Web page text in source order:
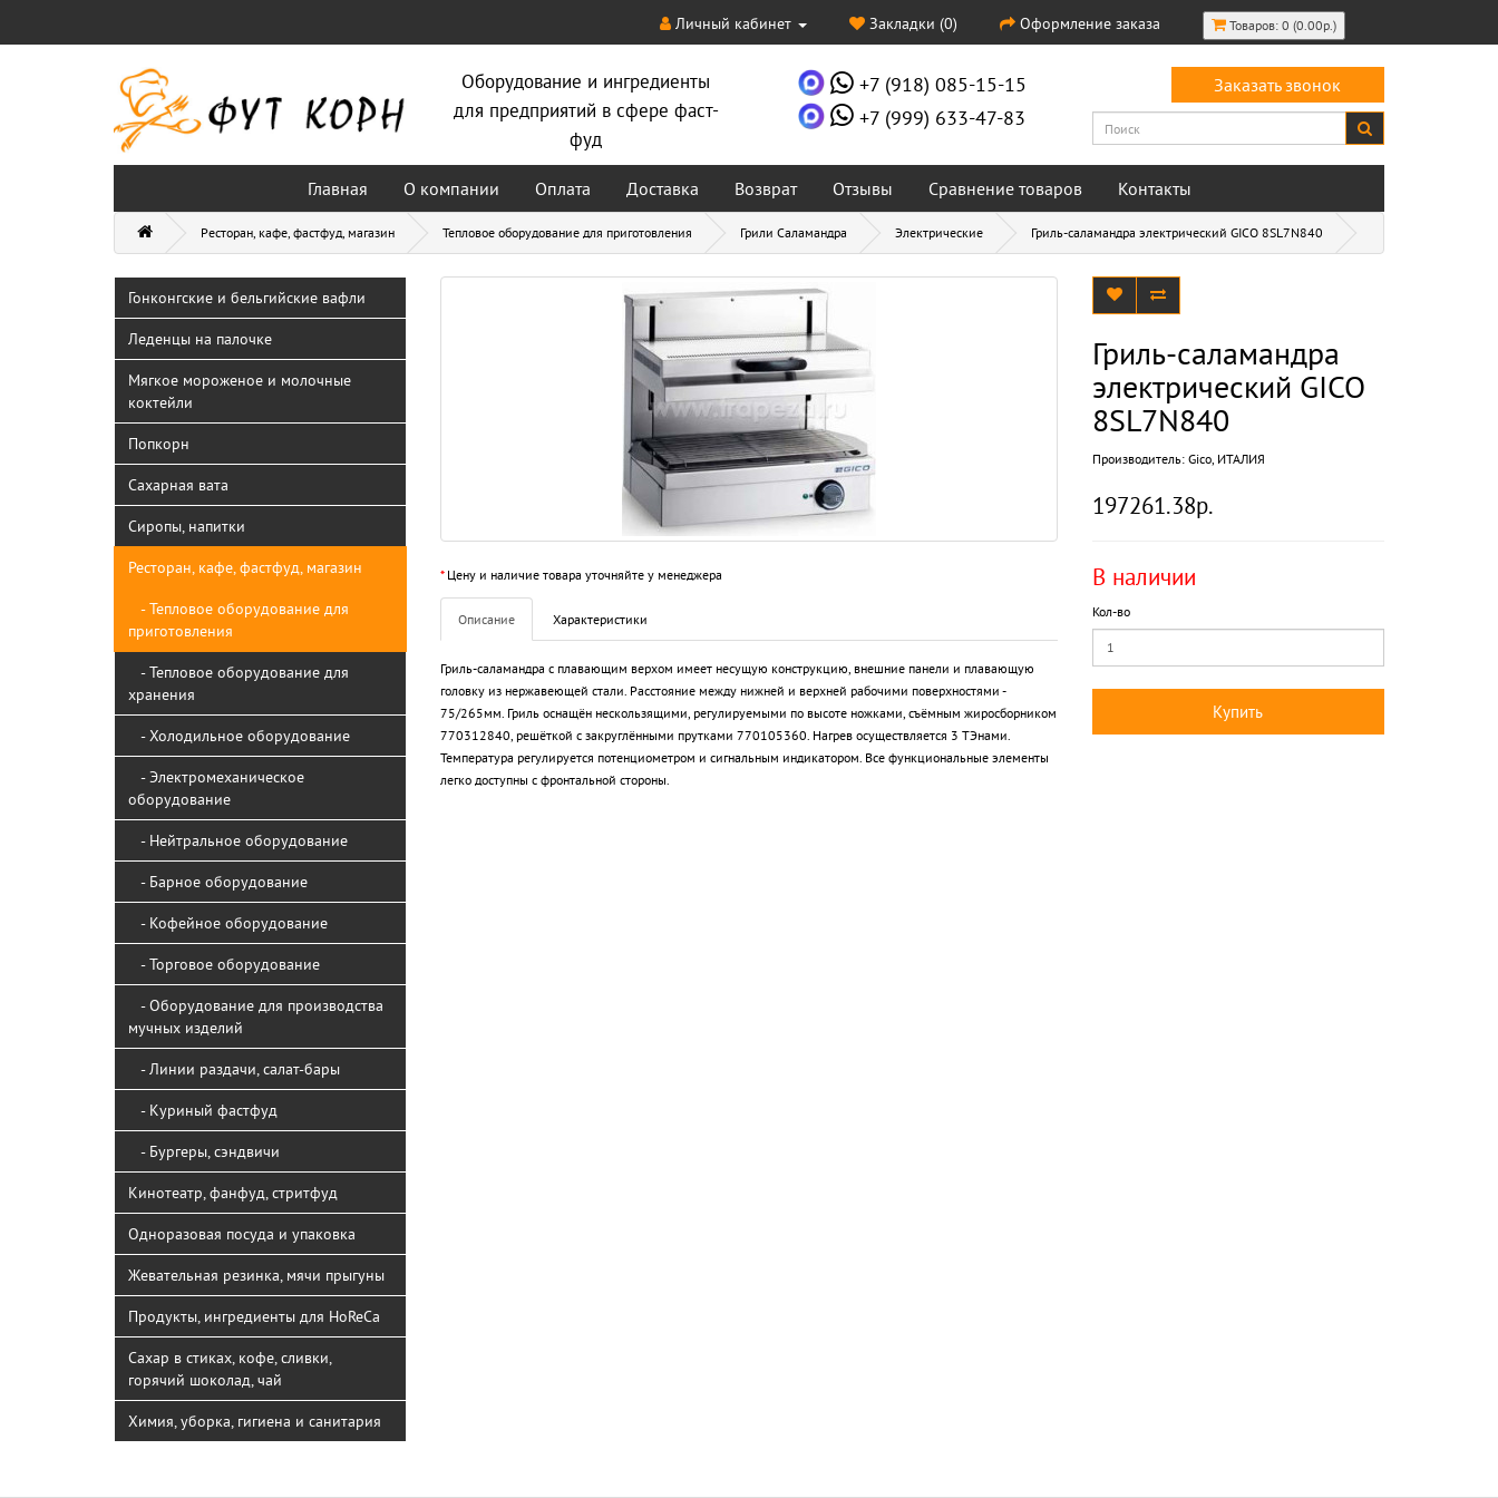
Личный кабинет Закладки (0) Оформление заказа Товаров: 0 (0.00р.)
Оборудование и ингредиенты
для предприятий в сфере фаст-
фуд
+7 (918) 085-15-15
+7 (999) 633-47-83
Заказать звонок
Главная О компании Оплата Доставка Возврат Отзывы Сравнение товаров Контакты
Ресторан, кафе, фастфуд, магазин Тепловое оборудование для приготовления Грили Саламандра Электрические Гриль-саламандра электрический GICO 8SL7N840
Гонконгские и бельгийские вафли
Леденцы на палочке
Мягкое мороженое и молочные
коктейли
Попкорн
Сахарная вата
Сиропы, напитки
Ресторан, кафе, фастфуд, магазин
- Тепловое оборудование для
приготовления
- Тепловое оборудование для
хранения
- Холодильное оборудование
- Электромеханическое
оборудование
- Нейтральное оборудование
- Барное оборудование
- Кофейное оборудование
- Торговое оборудование
- Оборудование для производства
мучных изделий
- Линии раздачи, салат-бары
- Куриный фастфуд
- Бургеры, сэндвичи
Кинотеатр, фанфуд, стритфуд
Одноразовая посуда и упаковка
Жевательная резинка, мячи прыгуны
Продукты, ингредиенты для HoReCa
Сахар в стиках, кофе, сливки,
горячий шоколад, чай
Химия, уборка, гигиена и санитария
*Цену и наличие товара уточняйте у менеджера
Гриль-саламандра
электрический GICO
8SL7N840
Производитель: Gico, ИТАЛИЯ
197261.38р.
В наличии
Кол-во
Купить
Описание Характеристики
Гриль-саламандра с плавающим верхом имеет несущую конструкцию, внешние панели и плавающую
головку из нержавеющей стали. Расстояние между нижней и верхней рабочими поверхностями -
75/265мм. Гриль оснащён нескользящими, регулируемыми по высоте ножками, съёмным жиросборником
770312840, решёткой с закруглёнными прутками 770105360. Нагрев осуществляется 3 ТЭнами.
Температура регулируется потенциометром и сигнальным индикатором. Все функциональные элементы
легко доступны с фронтальной стороны.